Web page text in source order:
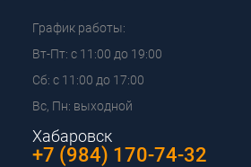
График работы:
Вт-Пт: с 11:00 до 19:00
Сб: с 11:00 до 17:00
Вс, Пн: выходной
Хабаровск
+7 (984) 170-74-32